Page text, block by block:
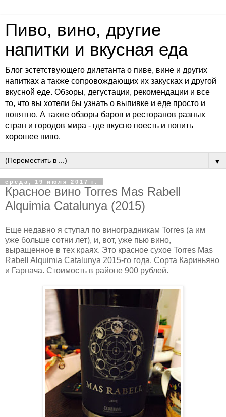
Пиво, вино, другие
напитки и вкусная еда
Блог эстетствующего дилетанта о пиве, вине и других
напитках а также сопровождающих их закусках и другой
вкусной еде. Обзоры, дегустации, рекомендации и все
то, что вы хотели бы узнать о выпивке и еде просто и
понятно. А также обзоры баров и ресторанов разных
стран и городов мира - где вкусно поесть и попить
хорошее пиво.
▼
среда, 19 июля 2017 г.
Красное вино Torres Mas Rabell
Alquimia Catalunya (2015)
Еще недавно я ступал по виноградникам Torres (а им
уже больше сотни лет), и, вот, уже пью вино,
выращенное в тех краях. Это красное сухое Torres Mas
Rabell Alquimia Catalunya 2015-го года. Сорта Кариньяно
и Гарнача. Стоимость в районе 900 рублей.